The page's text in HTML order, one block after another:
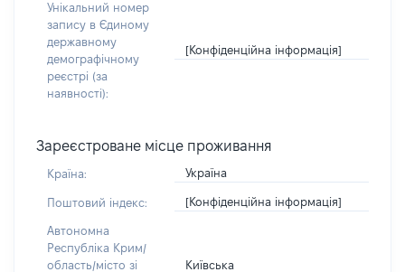
Унікальний номер
запису в Єдиному
державному
демографічному
реєстрі (за
наявності):
[Конфіденційна інформація]
Зареєстроване місце проживання
Країна: Україна
Поштовий індекс: [Конфіденційна інформація]
Автономна
Республіка Крим/
область/місто зі
Київська